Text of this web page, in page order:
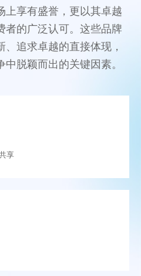
上享有盛誉，更以其卓越
者的广泛认可。这些品牌
追求卓越的直接体现，
脱颖而出的关键因素。
享